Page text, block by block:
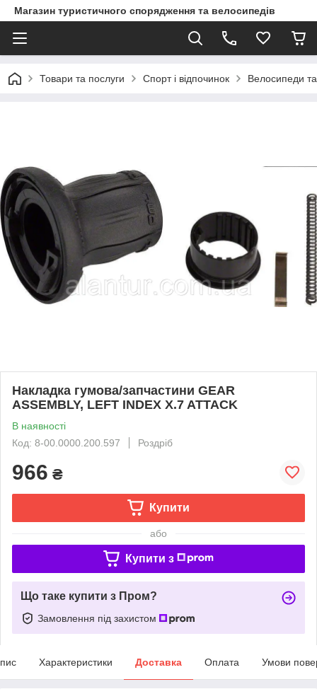
Магазин туристичного спорядження та велосипедів
Товари та послуги Спорт і відпочинок Велосипеди
Накладка гумова/запчастини GEAR
ASSEMBLY, LEFT INDEX X.7 ATTACK
В наявності
Код: 8-00.0000.200.597
Роздріб
966 ₴
Купити
або
Купити з
Що таке купити з Пром?
Замовлення під захистом
Характеристики Доставка Оплата Умови